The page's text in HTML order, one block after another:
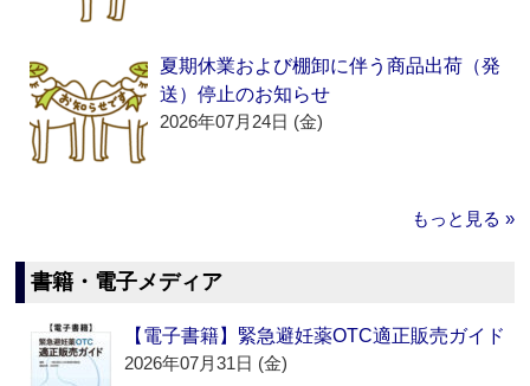
夏期休業および棚卸に伴う商品出荷（発
送）停止のお知らせ
2026年07月24日 (金)
もっと見る »
書籍・電子メディア
【電子書籍】緊急避妊薬OTC適正販売ガイド
2026年07月31日 (金)